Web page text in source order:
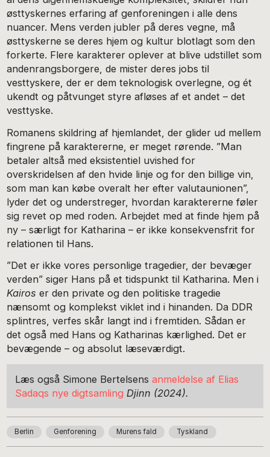
østtyskernes erfaring af genforeningen i alle dens
nuancer. Mens verden jubler på deres vegne, må
østtyskerne se deres hjem og kultur blotlagt som den
forkerte. Flere karakterer oplever at blive udstillet som
andenrangsborgere, de mister deres jobs til
vesttyskere, der er dem teknologisk overlegne, og ét
ukendt og påtvunget styre afløses af et andet – det
vesttyske.
Romanens skildring af hjemlandet, der glider ud mellem
fingrene på karaktererne, er meget rørende. ”Man
betaler altså med eksistentiel uvished for
overskridelsen af den hvide linje og for den billige vin,
som man kan købe overalt her efter valutaunionen”,
lyder det og understreger, hvordan karaktererne føler
sig revet op med roden. Arbejdet med at finde hjem på
ny – særligt for Katharina – er ikke konsekvensfrit for
relationen til Hans.
”Det er ikke vores personlige tragedier, der bevæger
verden” siger Hans på et tidspunkt til Katharina. Men i
Kairos er den private og den politiske tragedie
nænsomt og komplekst viklet ind i hinanden. Da DDR
splintres, verfes skår langt ind i fremtiden. Sådan er
det også med Hans og Katharinas kærlighed. Det er
bevægende – og absolut læseværdigt.
Læs også Simone Bertelsens anmeldelse af Elias
Sadaqs nye digtsamling Djinn (2024).
Berlin Genforening Murens fald Tyskland